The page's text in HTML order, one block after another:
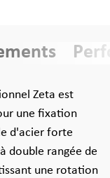
Zeta est
une fixation
d'acier forte
double rangée de
une rotation